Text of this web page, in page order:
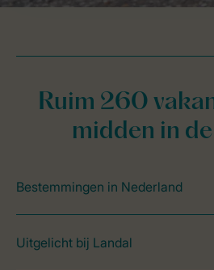
Ruim 260
midden in
Bestemmingen in Nederland
Uitgelicht bij Landal